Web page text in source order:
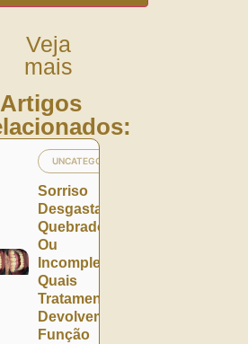
Veja
mais
Artigos
UNCATEGORIZED
Sorriso
Desgastado,
Quebrado
Ou
Incompleto:
Quais
Tratamentos
Devolvem
Função